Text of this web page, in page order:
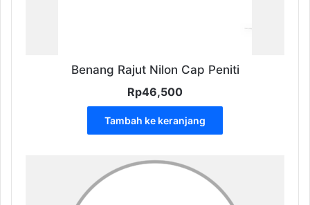
Benang Rajut Nilon Cap Peniti
Rp46,500
Tambah ke keranjang